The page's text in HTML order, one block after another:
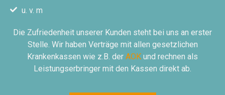
u. v. m
Die Zufriedenheit unserer Kunden steht bei uns an erster
Stelle. Wir haben Verträge mit allen gesetzlichen
Krankenkassen wie z.B. der AOK und rechnen als
Leistungserbringer mit den Kassen direkt ab.